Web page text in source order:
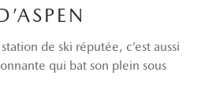
de ski réputée, c’est aussi
qui bat son plein sous